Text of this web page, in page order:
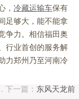
， 冷藏运输车保有
足够大，能不能拿
争力。相信福田奥
行业首创的服务解
力郑州乃至河南冷
下一篇： 东风天龙前